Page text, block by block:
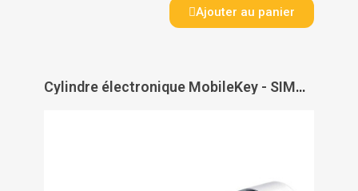
Ajouter au panier
Cylindre électronique MobileKey - SIMONS VOSS